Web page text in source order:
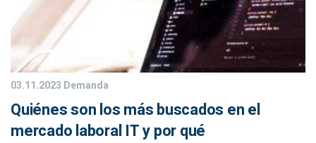
03.11.2023 Demanda
Quiénes son los más buscados en el
mercado laboral IT y por qué